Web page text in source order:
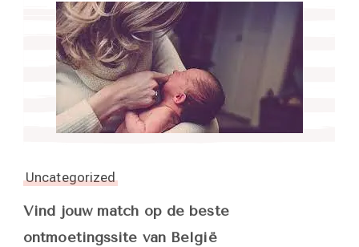
Uncategorized
Vind jouw match op de beste
ontmoetingssite van België